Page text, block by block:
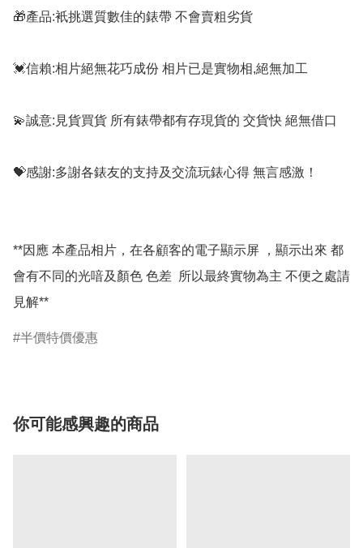
🎁產品:衹挑選質數佳的錶帶 不會賣粗劣貨
💓信賴:相片絕無花巧成份 相片已是實物相,絕無加工
💫誠意:見貨買貨 所有錶帶都有存現貨的 交貨快 絕無借口
💝感謝:多謝各錶友的支持及交流玩錶心得 無言感激！
**因應 本產品相片，在各顧客的電子顯示屏 ，顯示出來 都
會有不同的光喑及顏色 色差  所以最終實物為主 不便之處請
半價特價優惠
你可能感興趣的商品